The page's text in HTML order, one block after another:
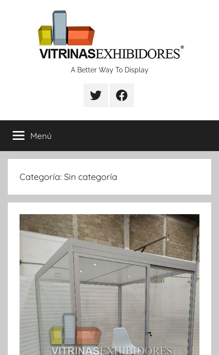
Proyectos
fabricación
de
vitrinas
y
exhibidores
A Better Way To Display
Menú
Categoría: Sin categoría